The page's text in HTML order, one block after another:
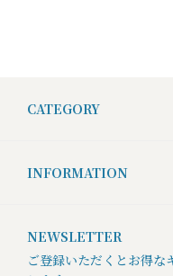
CATEGORY
INFORMATION
NEWSLETTER
ご登録いただくとお得